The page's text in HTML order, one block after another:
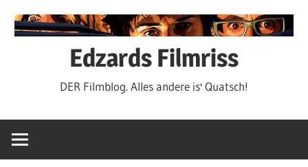
Inhalt
Edzards Filmriss
DER Filmblog. Alles andere is' Quatsch!